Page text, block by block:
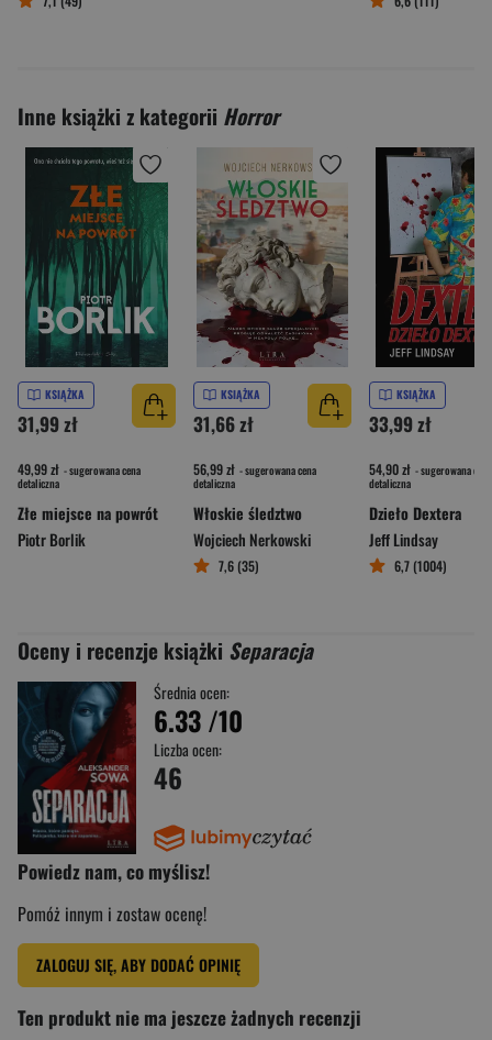
Inne książki z kategorii Horror
KSIĄŻKA
31,99 zł
49,99 zł - sugerowana cena
detaliczna
Złe miejsce na powrót
Piotr Borlik
KSIĄŻKA
31,66 zł
56,99 zł - sugerowana cena
detaliczna
Włoskie śledztwo
Wojciech Nerkowski
7,6 (35)
KSIĄŻKA
33,99 zł
54,90 zł - sugerowana cena
detaliczna
Dzieło Dextera
Jeff Lindsay
6,7 (1004)
Oceny i recenzje książki Separacja
Średnia ocen:
6.33/10
Liczba ocen:
46
Powiedz nam, co myślisz!
Pomóż innym i zostaw ocenę!
ZALOGUJ SIĘ, ABY DODAĆ OPINIĘ
Ten produkt nie ma jeszcze żadnych recenzji